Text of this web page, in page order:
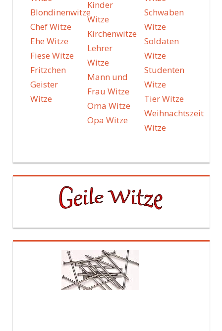
Blondinenwitze
Chef Witze
Ehe Witze
Fiese Witze
Fritzchen
Geister
Witze
Kinder
Witze
Kirchenwitze
Lehrer
Witze
Mann und
Frau Witze
Oma Witze
Opa Witze
Schwaben
Witze
Soldaten
Witze
Studenten
Witze
Tier Witze
Weihnachtszeit
Witze